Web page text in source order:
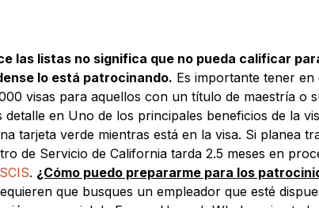
las listas no significa que no pueda calificar
lo está patrocinando. Es importante tener
visas para aquellos con un título de maestría o
en Uno de los principales beneficios de la
tarjeta verde mientras está en la visa. Si planea
de Servicio de California tarda 2.5 meses en
. ¿Cómo puedo prepararme para los
que busques un empleador que esté